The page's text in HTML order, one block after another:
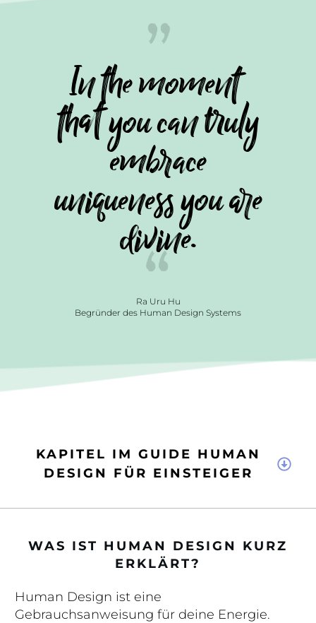
In the moment
that you can truly
embrace
uniqueness you are
divine.
Ra Uru Hu
Begründer des Human Design Systems
KAPITEL IM GUIDE HUMAN
DESIGN FÜR EINSTEIGER
WAS IST HUMAN DESIGN KURZ
ERKLÄRT?
Human Design ist eine
Gebrauchsanweisung für deine Energie.